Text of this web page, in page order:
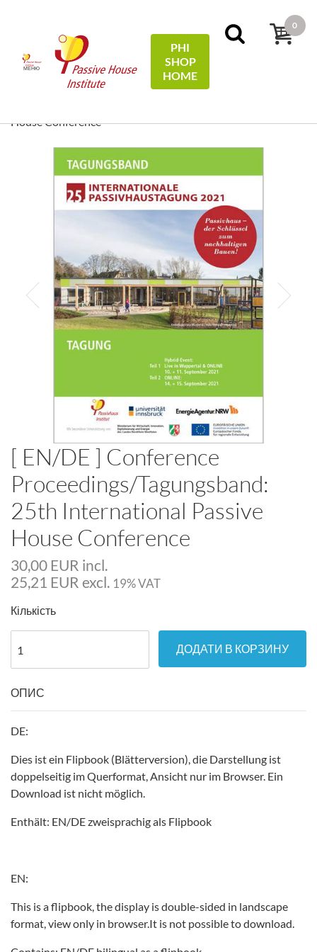
МЕНЮ
PHI
SHOP
HOME
0
Conference Proceedings
[ EN/DE ] Conference
House Conference
[ EN/DE ] Conference
Proceedings/Tagungsband:
25th International Passive
House Conference
30,00 EUR incl.
25,21 EUR excl. 19% VAT
Кількість
ДОДАТИ В КОРЗИНУ
ОПИС
DE:
Dies ist ein Flipbook (Blätterversion), die Darstellung ist
doppelseitig im Querformat, Ansicht nur im Browser. Ein
Download ist nicht möglich.
Enthält: EN/DE zweisprachig als Flipbook
EN:
This is a flipbook, the display is double-sided in landscape
format, view only in browser.It is not possible to download.